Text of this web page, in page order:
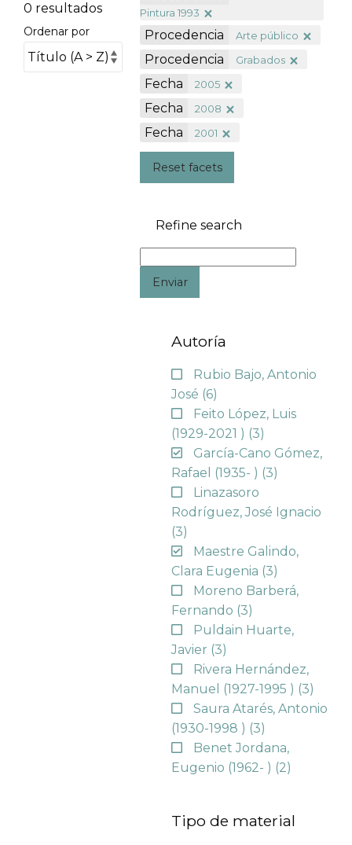
0 resultados
Ordenar por
Pintura 1993
Procedencia Arte público
Procedencia Grabados
Fecha 2005
Fecha 2008
Fecha 2001
Reset facets
Refine search
Enviar
Autoría
Rubio Bajo, Antonio
José (6)
Feito López, Luis
(1929-2021 ) (3)
García-Cano Gómez,
Rafael (1935- ) (3)
Linazasoro
Rodríguez, José Ignacio
(3)
Maestre Galindo,
Clara Eugenia (3)
Moreno Barberá,
Fernando (3)
Puldain Huarte,
Javier (3)
Rivera Hernández,
Manuel (1927-1995 ) (3)
Saura Atarés, Antonio
(1930-1998 ) (3)
Benet Jordana,
Eugenio (1962- ) (2)
Tipo de material